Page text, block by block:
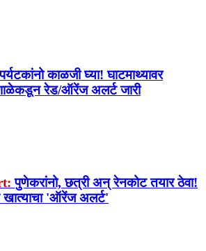
काळजी घ्या! घाटमाथ्यावर
रेड/ऑरेंज अलर्ट जारी
पुणेकरांनो, छत्री अन् रेनकोट तयार ठेवा!
खात्याचा 'ऑरेंज अलर्ट'